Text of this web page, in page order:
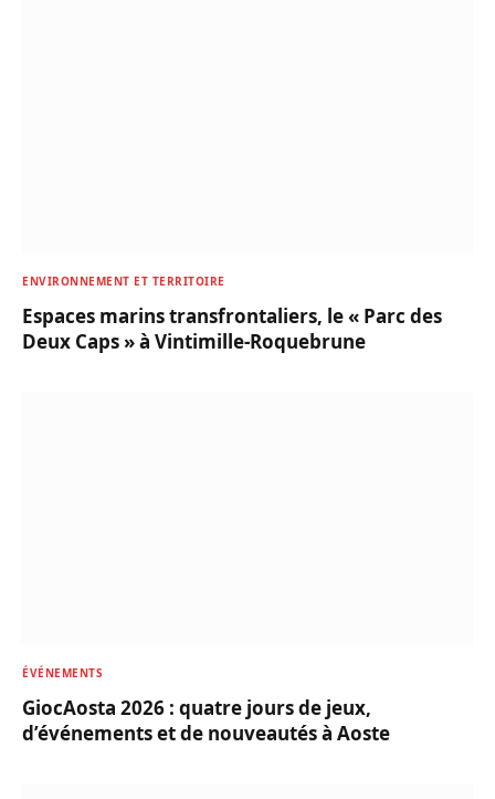
ENVIRONNEMENT ET TERRITOIRE
Espaces marins transfrontaliers, le « Parc des
Deux Caps » à Vintimille-Roquebrune
ÉVÉNEMENTS
GiocAosta 2026 : quatre jours de jeux,
d’événements et de nouveautés à Aoste